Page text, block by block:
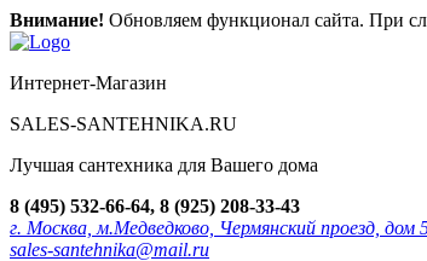
Внимание! Обновляем функционал сайта. При
Интернет-Магазин
SALES-SANTEHNIKA.RU
Лучшая сантехника для Вашего дома
8 (495) 532-66-64, 8 (925) 208-33-43
г. Москва, м.Медведково, Чермянский проезд, дом
sales-santehnika@mail.ru